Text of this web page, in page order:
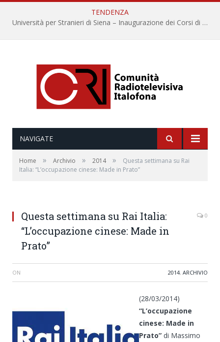
TENDENZA
Università per Stranieri di Siena – Inaugurazione dei Corsi di Lingua e Cultura Italiana, 109a annata
NAVIGATE
Home » Archivio » 2014 »
Questa settimana su Rai
Italia: “L’occupazione cinese: Made in Prato”
Questa settimana su Rai Italia:
“L’occupazione cinese: Made in
Prato”
0
ON 2014, ARCHIVIO
(28/03/2014)
“L’occupazione
cinese: Made in
Prato” di Massimo